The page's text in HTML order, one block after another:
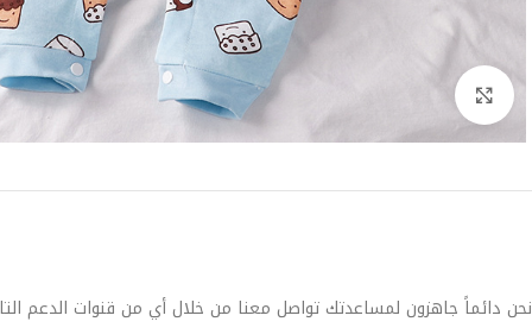
نحن دائماً جاهزون لمساعدتك تواصل معنا من خلال أي من قنوات الدعم